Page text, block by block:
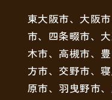
東大阪市、大阪
市、四条畷市、
木市、高槻市、
方市、交野市、
原市、羽曳野市